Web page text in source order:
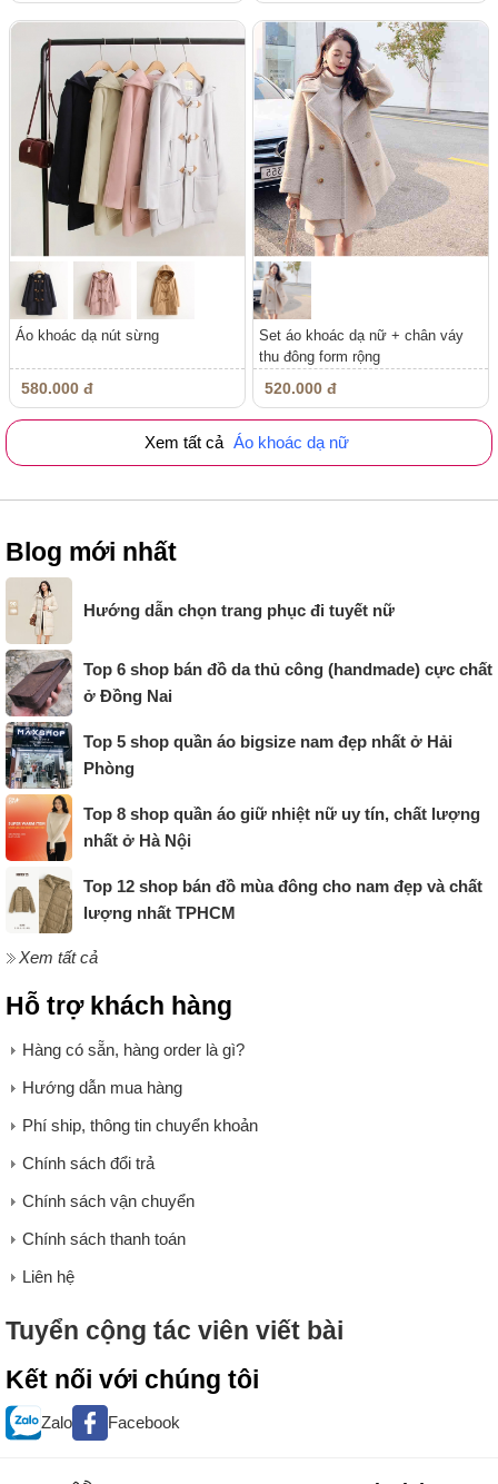
Áo khoác dạ nút sừng
580.000 đ
Set áo khoác dạ nữ + chân váy
thu đông form rộng
520.000 đ
Xem tất cả Áo khoác dạ nữ
Blog mới nhất
Hướng dẫn chọn trang phục đi tuyết nữ
Top 6 shop bán đồ da thủ công (handmade) cực chất
ở Đồng Nai
Top 5 shop quần áo bigsize nam đẹp nhất ở Hải
Phòng
Top 8 shop quần áo giữ nhiệt nữ uy tín, chất lượng
nhất ở Hà Nội
Top 12 shop bán đồ mùa đông cho nam đẹp và chất
lượng nhất TPHCM
Xem tất cả
Hỗ trợ khách hàng
Hàng có sẵn, hàng order là gì?
Hướng dẫn mua hàng
Phí ship, thông tin chuyển khoản
Chính sách đổi trả
Chính sách vận chuyển
Chính sách thanh toán
Liên hệ
Tuyển cộng tác viên viết bài
Kết nối với chúng tôi
Zalo Facebook